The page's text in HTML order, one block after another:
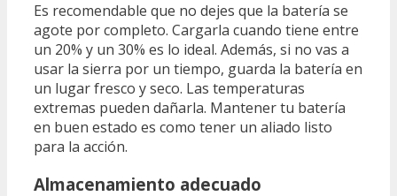
Es recomendable que no dejes que la batería se
agote por completo. Cargarla cuando tiene entre
un 20% y un 30% es lo ideal. Además, si no vas a
usar la sierra por un tiempo, guarda la batería en
un lugar fresco y seco. Las temperaturas
extremas pueden dañarla. Mantener tu batería
en buen estado es como tener un aliado listo
para la acción.
Almacenamiento adecuado